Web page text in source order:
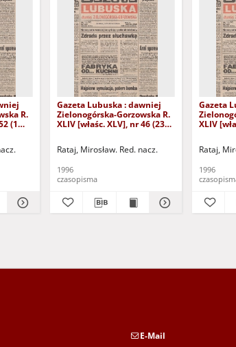
R.
(1
Gazeta Lubuska : dawniej
Zielonogórska-Gorzowska R.
XLIV [właśc. XLV], nr 46 (23
Rataj, Mirosław. Red. nacz.
1996
czasopisma
Gazeta
XLIV
Rataj,
1996
E-Mail